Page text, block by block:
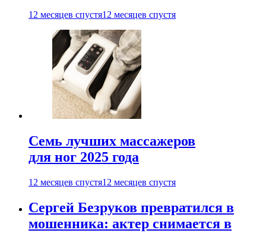
12 месяцев спустя12 месяцев спустя
Семь лучших массажеров
для ног 2025 года
12 месяцев спустя12 месяцев спустя
Сергей Безруков превратился в
мошенника: актер снимается в